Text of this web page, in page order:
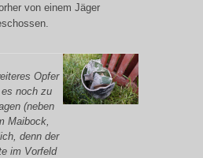
von einem Jäger
Opfer
noch zu
(neben
Maibock,
denn der
im Vorfeld